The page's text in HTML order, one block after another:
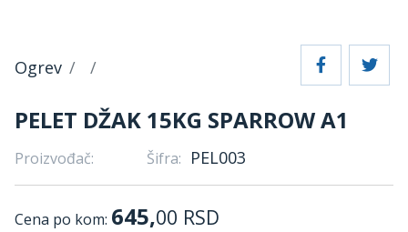
Ogrev
PELET DŽAK 15KG SPARROW A1
Proizvođač: Šifra: PEL003
Cena po kom: 645,00 RSD